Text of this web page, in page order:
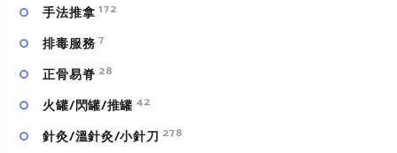
手法推拿 172
排毒服務 7
正骨易脊 28
火罐/閃罐/推罐 42
針灸/溫針灸/小針刀 278